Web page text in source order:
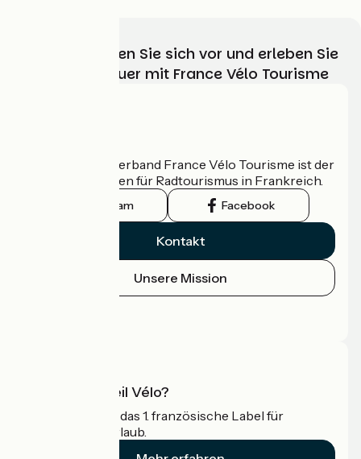
Wählen, bereiten Sie sich vor und erleben Sie
Ihr Radabenteuer mit France Vélo Tourisme
Der nationale Verband France Vélo Tourisme ist der
offizielle Leitfaden für Radtourismus in Frankreich.
Instagram Facebook
Kontakt
Unsere Mission
Was ist Accueil Vélo?
Accueil Vélo ist das 1. französische Label für
Radfahrer im Urlaub.